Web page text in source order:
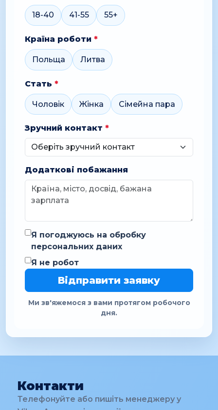
18-40 41-55 55+
Країна роботи *
Польща Литва
Стать *
Чоловік Жінка Сімейна пара
Зручний контакт *
Додаткові побажання
Я погоджуюсь на обробку
персональних даних
Я не робот
Відправити заявку
Ми зв'яжемося з вами протягом робочого
дня.
Контакти
Телефонуйте або пишіть менеджеру у